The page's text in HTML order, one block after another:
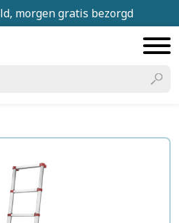
morgen gratis bezorgd